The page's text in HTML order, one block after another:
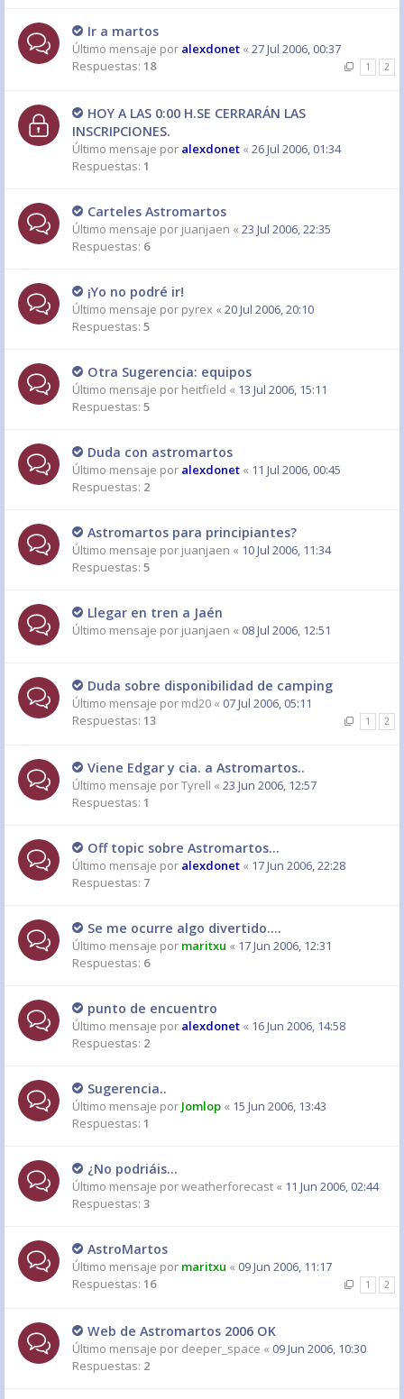
Ir a martos
Último mensaje por alexdonet « 27 Jul 2006, 00:37
Respuestas: 18 1 2
HOY A LAS 0:00 H.SE CERRARÁN LAS
INSCRIPCIONES.
Último mensaje por alexdonet « 26 Jul 2006, 01:34
Respuestas: 1
Carteles Astromartos
Último mensaje por juanjaen « 23 Jul 2006, 22:35
Respuestas: 6
¡Yo no podré ir!
Último mensaje por pyrex « 20 Jul 2006, 20:10
Respuestas: 5
Otra Sugerencia: equipos
Último mensaje por heitfield « 13 Jul 2006, 15:11
Respuestas: 5
Duda con astromartos
Último mensaje por alexdonet « 11 Jul 2006, 00:45
Respuestas: 2
Astromartos para principiantes?
Último mensaje por juanjaen « 10 Jul 2006, 11:34
Respuestas: 5
Llegar en tren a Jaén
Último mensaje por juanjaen « 08 Jul 2006, 12:51
Duda sobre disponibilidad de camping
Último mensaje por md20 « 07 Jul 2006, 05:11
Respuestas: 13 1 2
Viene Edgar y cia. a Astromartos..
Último mensaje porTyrell « 23 Jun 2006, 12:57
Respuestas: 1
Off topic sobre Astromartos...
Último mensaje por alexdonet « 17 Jun 2006, 22:28
Respuestas: 7
Se me ocurre algo divertido....
Último mensaje por maritxu « 17 Jun 2006, 12:31
Respuestas: 6
punto de encuentro
Último mensaje por alexdonet « 16 Jun 2006, 14:58
Respuestas: 2
Sugerencia..
Último mensaje por Jomlop « 15 Jun 2006, 13:43
Respuestas: 1
¿No podriáis...
Último mensaje porweatherforecast « 11 Jun 2006, 02:44
Respuestas: 3
AstroMartos
Último mensaje por maritxu « 09 Jun 2006, 11:17
Respuestas: 16 1 2
Web de Astromartos 2006 OK
Último mensaje por deeper_space « 09 Jun 2006, 10:30
Respuestas: 2